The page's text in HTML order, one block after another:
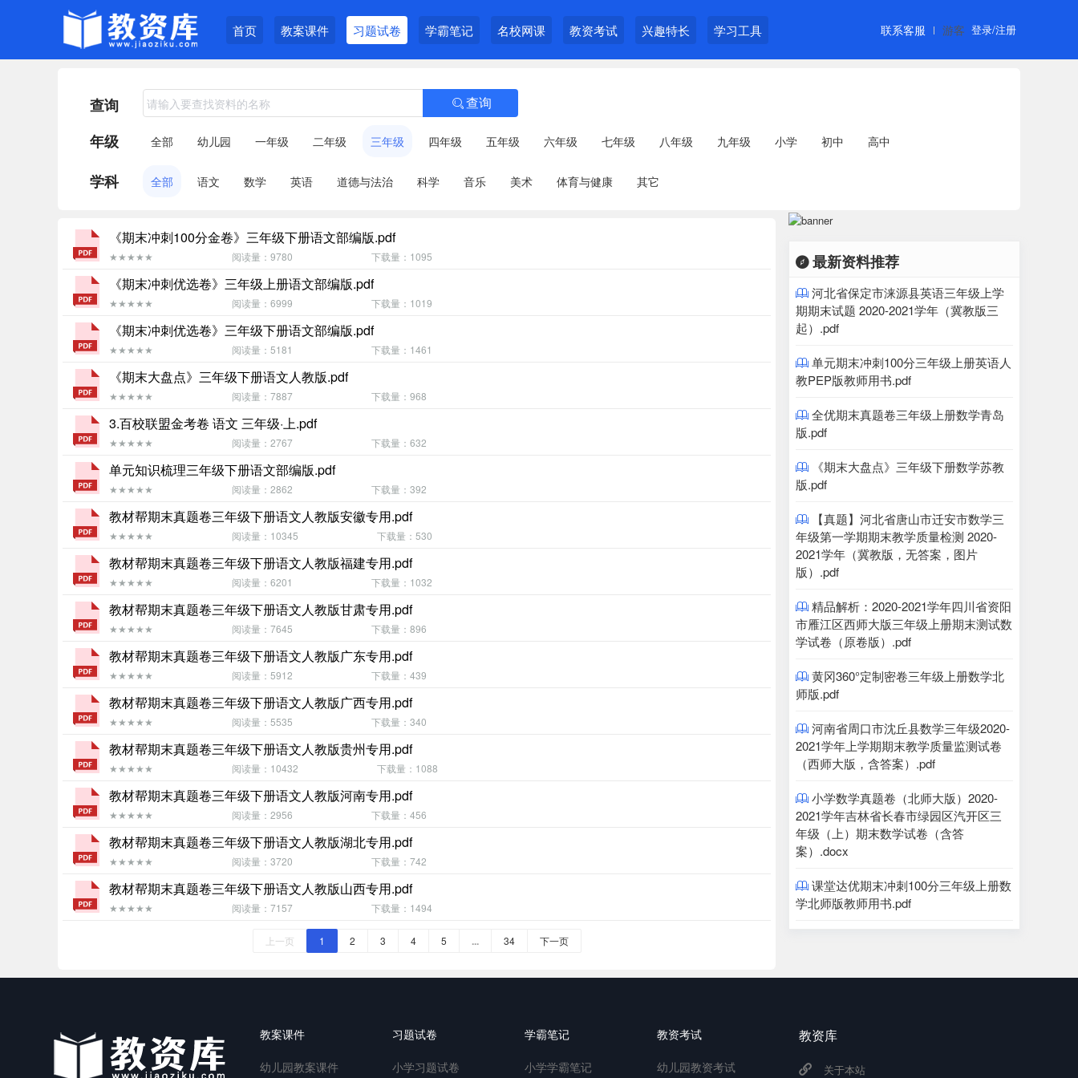
首页 教案课件 习题试卷 学霸笔记 名校网课 教资考试 兴趣特长 学习工具 游客 登录/注册
联系客服
查询  查询
年级 全部 幼儿园 一年级 二年级 三年级 四年级 五年级 六年级 七年级 八年级 九年级 小学 初中 高中
学科 全部 语文 数学 英语 道德与法治 科学 音乐 美术 体育与健康 其它
《期末冲刺100分金卷》三年级下册语文部编版.pdf
★★★★★ 阅读量：9780 下载量：1095
《期末冲刺优选卷》三年级上册语文部编版.pdf
★★★★★ 阅读量：6999 下载量：1019
《期末冲刺优选卷》三年级下册语文部编版.pdf
★★★★★ 阅读量：5181 下载量：1461
《期末大盘点》三年级下册语文人教版.pdf
★★★★★ 阅读量：7887 下载量：968
3.百校联盟金考卷 语文 三年级·上.pdf
★★★★★ 阅读量：2767 下载量：632
单元知识梳理三年级下册语文部编版.pdf
★★★★★ 阅读量：2862 下载量：392
教材帮期末真题卷三年级下册语文人教版安徽专用.pdf
★★★★★ 阅读量：10345 下载量：530
教材帮期末真题卷三年级下册语文人教版福建专用.pdf
★★★★★ 阅读量：6201 下载量：1032
教材帮期末真题卷三年级下册语文人教版甘肃专用.pdf
★★★★★ 阅读量：7645 下载量：896
教材帮期末真题卷三年级下册语文人教版广东专用.pdf
★★★★★ 阅读量：5912 下载量：439
教材帮期末真题卷三年级下册语文人教版广西专用.pdf
★★★★★ 阅读量：5535 下载量：340
教材帮期末真题卷三年级下册语文人教版贵州专用.pdf
★★★★★ 阅读量：10432 下载量：1088
教材帮期末真题卷三年级下册语文人教版河南专用.pdf
★★★★★ 阅读量：2956 下载量：456
教材帮期末真题卷三年级下册语文人教版湖北专用.pdf
★★★★★ 阅读量：3720 下载量：742
教材帮期末真题卷三年级下册语文人教版山西专用.pdf
★★★★★ 阅读量：7157 下载量：1494
上一页 1 2 3 4 5 ... 34 下一页
最新资料推荐
 河北省保定市涞源县英语三年级上学
期期末试题 2020-2021学年（冀教版三
起）.pdf
 单元期末冲刺100分三年级上册英语人
教PEP版教师用书.pdf
 全优期末真题卷三年级上册数学青岛
版.pdf

《期末大盘点》三年级下册数学苏教
版.pdf

【真题】河北省唐山市迁安市数学三
年级第一学期期末教学质量检测 2020-
2021学年（冀教版，无答案，图片
版）.pdf
 精品解析：2020-2021学年四川省资阳
市雁江区西师大版三年级上册期末测试数
学试卷（原卷版）.pdf
 黄冈360°定制密卷三年级上册数学北
师版.pdf
 河南省周口市沈丘县数学三年级2020-
2021学年上学期期末教学质量监测试卷
（西师大版，含答案）.pdf
 小学数学真题卷（北师大版）2020-
2021学年吉林省长春市绿园区汽开区三
年级（上）期末数学试卷（含答
案）.docx
 课堂达优期末冲刺100分三年级上册数
学北师版教师用书.pdf
教案课件
幼儿园教案课件
习题试卷
小学习题试卷
学霸笔记
小学学霸笔记
教资考试
幼儿园教资考试
教资库
关于本站